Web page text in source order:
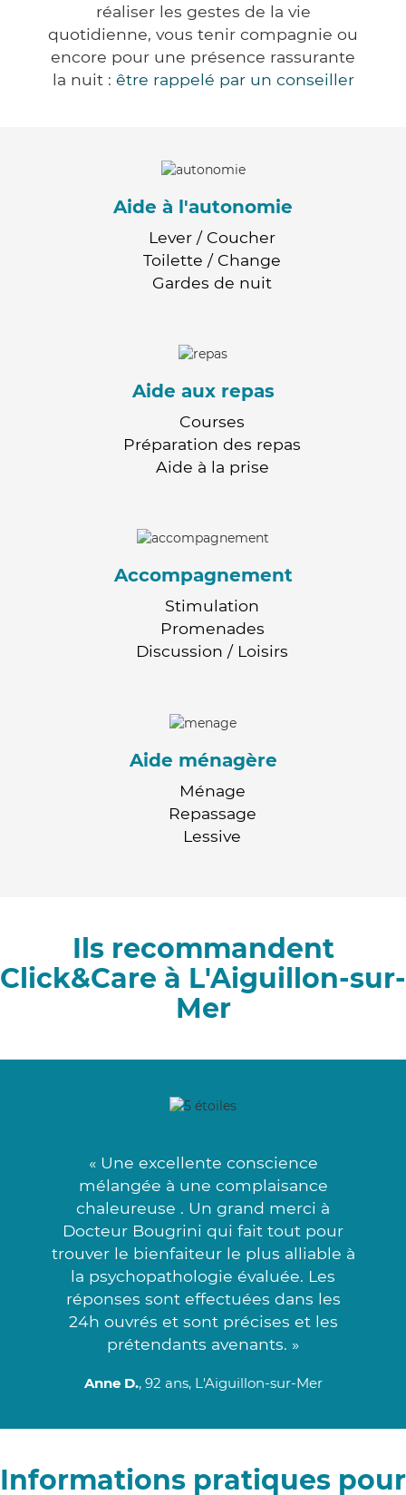
réaliser les gestes de la vie
quotidienne, vous tenir compagnie ou
encore pour une présence rassurante
la nuit : être rappelé par un conseiller
Aide à l'autonomie
Lever / Coucher
Toilette / Change
Gardes de nuit
Aide aux repas
Courses
Préparation des repas
Aide à la prise
Accompagnement
Stimulation
Promenades
Discussion / Loisirs
Aide ménagère
Ménage
Repassage
Lessive
Ils recommandent
Click&Care à L'Aiguillon-sur-
Mer
« Une excellente conscience
mélangée à une complaisance
chaleureuse . Un grand merci à
Docteur Bougrini qui fait tout pour
trouver le bienfaiteur le plus alliable à
la psychopathologie évaluée. Les
réponses sont effectuées dans les
24h ouvrés et sont précises et les
prétendants avenants. »
Anne D., 92 ans, L'Aiguillon-sur-Mer
Informations pratiques pour